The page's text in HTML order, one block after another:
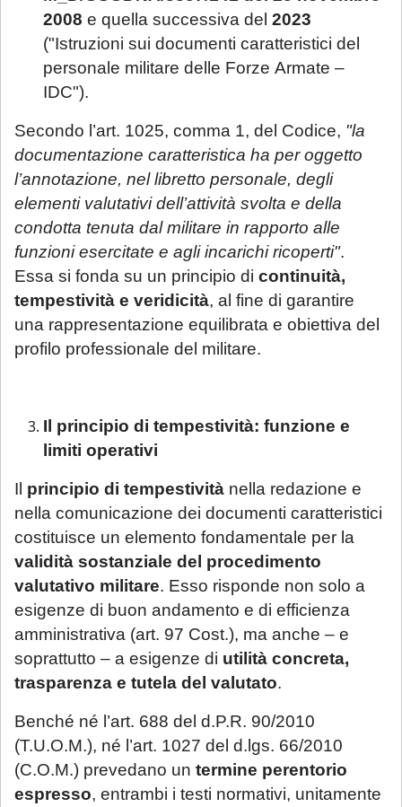
2008 e quella successiva del 2023
("Istruzioni sui documenti caratteristici del
personale militare delle Forze Armate –
IDC").
Secondo l’art. 1025, comma 1, del Codice, "la
documentazione caratteristica ha per oggetto
l’annotazione, nel libretto personale, degli
elementi valutativi dell’attività svolta e della
condotta tenuta dal militare in rapporto alle
funzioni esercitate e agli incarichi ricoperti".
Essa si fonda su un principio di continuità,
tempestività e veridicità, al fine di garantire
una rappresentazione equilibrata e obiettiva del
profilo professionale del militare.
Il principio di tempestività: funzione e
limiti operativi
Il principio di tempestività nella redazione e
nella comunicazione dei documenti caratteristici
costituisce un elemento fondamentale per la
validità sostanziale del procedimento
valutativo militare. Esso risponde non solo a
esigenze di buon andamento e di efficienza
amministrativa (art. 97 Cost.), ma anche – e
soprattutto – a esigenze di utilità concreta,
trasparenza e tutela del valutato.
Benché né l’art. 688 del d.P.R. 90/2010
(T.U.O.M.), né l’art. 1027 del d.lgs. 66/2010
(C.O.M.) prevedano un termine perentorio
espresso, entrambi i testi normativi, unitamente